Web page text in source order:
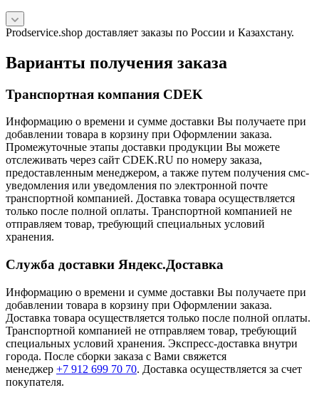
Prodservice.shop доставляет заказы по России и Казахстану.
Варианты получения заказа
Транспортная компания CDEK
Информацию о времени и сумме доставки Вы получаете при
добавлении товара в корзину при Оформлении заказа.
Промежуточные этапы доставки продукции Вы можете
отслеживать через сайт CDEK.RU по номеру заказа,
предоставленным менеджером, а также путем получения смс-
уведомления или уведомления по электронной почте
транспортной компанией. Доставка товара осуществляется
только после полной оплаты. Транспортной компанией не
отправляем товар, требующий специальных условий
хранения.
Служба доставки Яндекс.Доставка
Информацию о времени и сумме доставки Вы получаете при
добавлении товара в корзину при Оформлении заказа.
Доставка товара осуществляется только после полной оплаты.
Транспортной компанией не отправляем товар, требующий
специальных условий хранения. Экспресс-доставка внутри
города. После сборки заказа с Вами свяжется
менеджер +7 912 699 70 70. Доставка осуществляется за счет
покупателя.